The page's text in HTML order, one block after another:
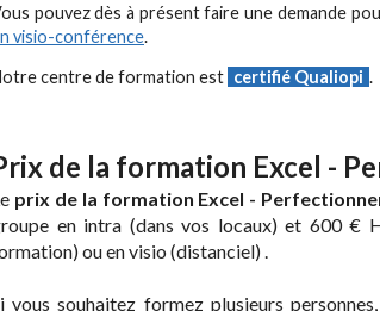
pouvez dès à présent faire une demande
visio-conférence.
centre de formation est certifié Qualiopi .
de la formation Excel -
prix de la formation Excel -
en intra (dans vos locaux) et 600 €
ou en visio (distanciel) .
vous souhaitez formez plusieurs